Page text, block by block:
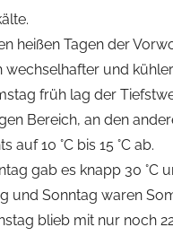
heißen Tagen der
wechselhafter und
früh lag der
Bereich, an den
auf 10 °C bis 15 °C ab.
gab es knapp 30 °C
und Sonntag waren
blieb mit nur noch